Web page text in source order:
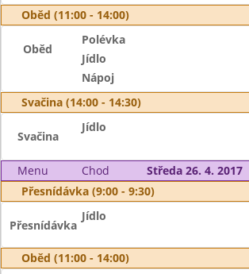
Oběd (11:00 - 14:00)
Oběd
Polévka
Jídlo
Nápoj
Svačina (14:00 - 14:30)
Svačina
Jídlo
Menu Chod
Středa 26. 4. 2017
Přesnídávka (9:00 - 9:30)
Přesnídávka
Jídlo
Oběd (11:00 - 14:00)